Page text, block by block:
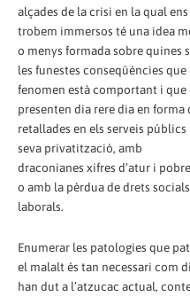
alçades de la crisi en la qual ens
trobem immersos té una idea
o menys formada sobre quines
les funestes conseqüències que
fenomen està comportant i que
presenten dia rere dia en forma
retallades en els serveis públics
seva privatització, amb
draconianes xifres d’atur i
o amb la pèrdua de drets
laborals.
Enumerar les patologies que
el malalt és tan necessari com
han dut a l’atzucac actual,